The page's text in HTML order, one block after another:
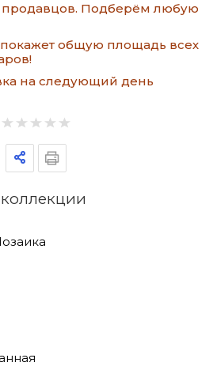
продавцов. Подберём любую
общую площадь всех
на следующий день